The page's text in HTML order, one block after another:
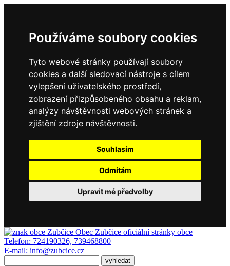
Používáme soubory cookies
Tyto webové stránky používají soubory
cookies a další sledovací nástroje s cílem
vylepšení uživatelského prostředí,
zobrazení přizpůsobeného obsahu a reklam,
analýzy návštěvnosti webových stránek a
zjištění zdroje návštěvnosti.
Souhlasím
Odmítám
Upravit mé předvolby
Obec Zubčice oficiální stránky obce
Telefon: 724190326, 739468800
E-mail: info@zubcice.cz